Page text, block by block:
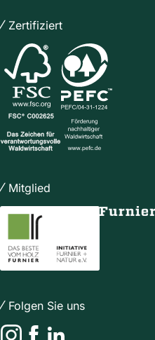
Zertifiziert
Mitglied
Folgen Sie uns